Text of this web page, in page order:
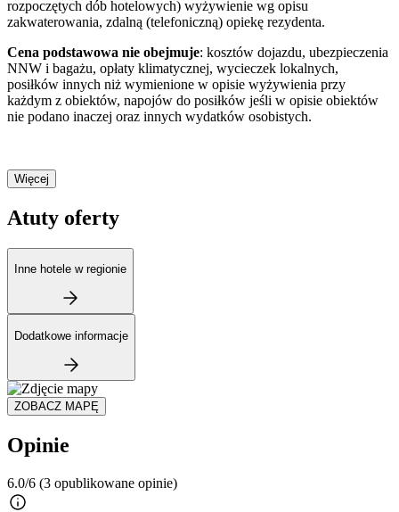
rozpoczętych dób hotelowych) wyżywienie wg opisu
zakwaterowania, zdalną (telefoniczną) opiekę rezydenta.
Cena podstawowa nie obejmuje: kosztów dojazdu, ubezpieczenia
NNW i bagażu, opłaty klimatycznej, wycieczek lokalnych,
posiłków innych niż wymienione w opisie wyżywienia przy
każdym z obiektów, napojów do posiłków jeśli w opisie obiektów
nie podano inaczej oraz innych wydatków osobistych.
Więcej
Atuty oferty
Inne hotele w regionie
Dodatkowe informacje
ZOBACZ MAPĘ
Opinie
6.0/6 (3 opublikowane opinie)